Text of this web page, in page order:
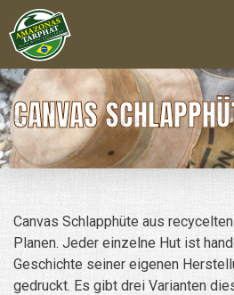
CANVAS
Canvas Schlapphüte aus
Planen. Jeder einzelne Hut ist
Geschichte seiner eigenen
gedruckt. Es gibt drei Varianten